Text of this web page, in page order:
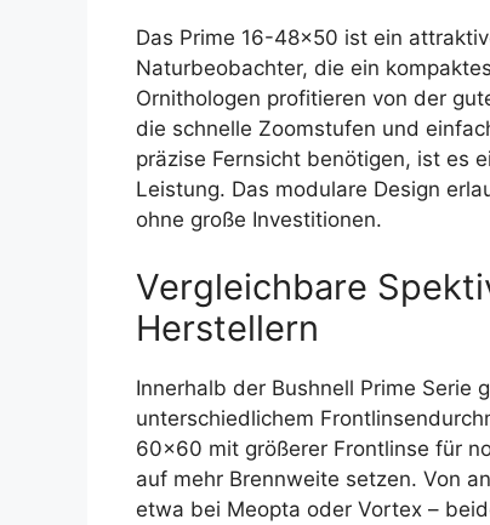
Das Prime 16-48×50 ist ein
Naturbeobachter, die ein
Ornithologen profitieren von der
die schnelle Zoomstufen und
präzise Fernsicht benötigen, ist es
Leistung. Das modulare Design
ohne große Investitionen.
Vergleichbare
Herstellern
Innerhalb der Bushnell Prime Serie
unterschiedlichem
60×60 mit größerer Frontlinse für
auf mehr Brennweite setzen. Von
etwa bei Meopta oder Vortex –